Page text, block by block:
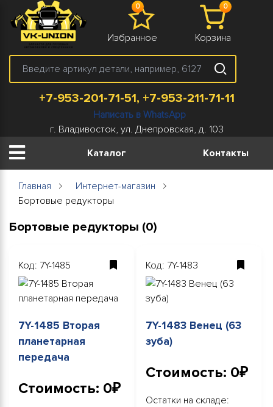
0
Избранное
0
Корзина
+7-953-201-71-51, +7-953-211-71-11
Написать в WhatsApp
г. Владивосток, ул. Днепровская, д. 103
Каталог
Контакты
Главная
Интернет-магазин
Бортовые редукторы
Бортовые редукторы (0)
Код: 7Y-1485
7Y-1485 Вторая
планетарная
передача
Стоимость: 0₽
Код: 7Y-1483
7Y-1483 Венец (63
зуба)
Стоимость: 0₽
Остатки на складе: